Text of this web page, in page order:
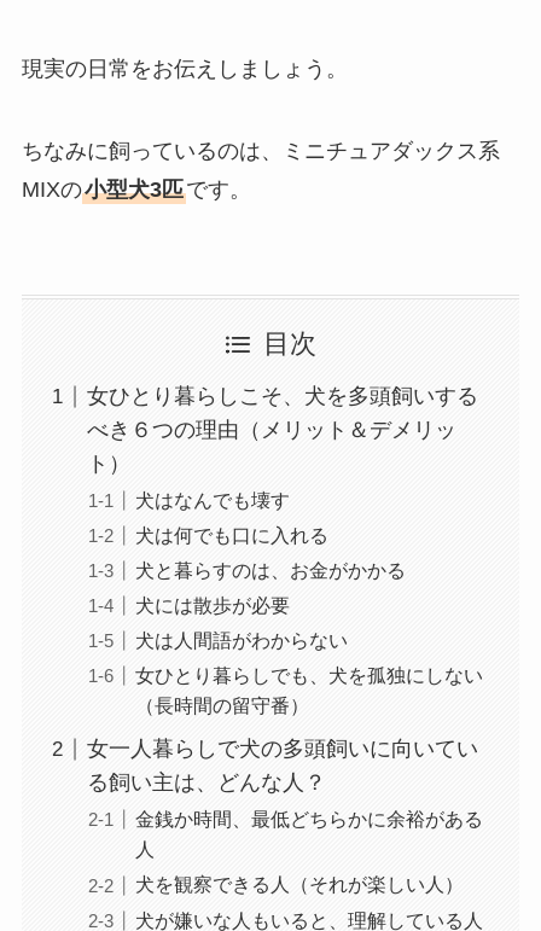
現実の日常をお伝えしましょう。
ちなみに飼っているのは、ミニチュアダックス系
MIXの小型犬3匹です。
目次
女ひとり暮らしこそ、犬を多頭飼いする
べき６つの理由（メリット＆デメリッ
ト）
犬はなんでも壊す
犬は何でも口に入れる
犬と暮らすのは、お金がかかる
犬には散歩が必要
犬は人間語がわからない
女ひとり暮らしでも、犬を孤独にしない
（長時間の留守番）
女一人暮らしで犬の多頭飼いに向いてい
る飼い主は、どんな人？
金銭か時間、最低どちらかに余裕がある
人
犬を観察できる人（それが楽しい人）
犬が嫌いな人もいると、理解している人